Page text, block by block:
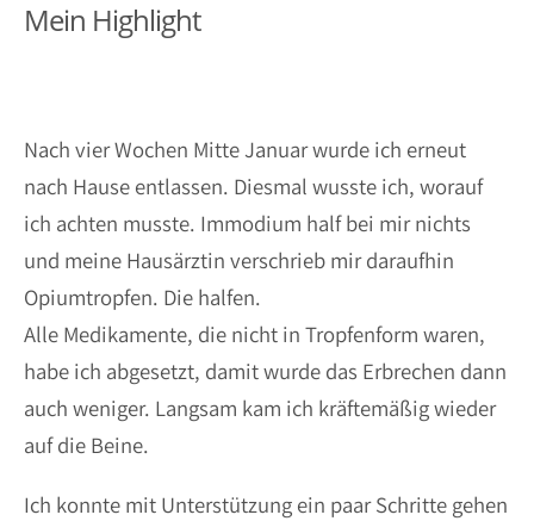
Mein Highlight
Nach vier Wochen Mitte Januar wurde ich erneut
nach Hause entlassen. Diesmal wusste ich, worauf
ich achten musste. Immodium half bei mir nichts
und meine Hausärztin verschrieb mir daraufhin
Opiumtropfen. Die halfen.
Alle Medikamente, die nicht in Tropfenform waren,
habe ich abgesetzt, damit wurde das Erbrechen dann
auch weniger. Langsam kam ich kräftemäßig wieder
auf die Beine.
Ich konnte mit Unterstützung ein paar Schritte gehen